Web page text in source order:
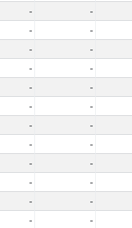
- -
- -
- -
- -
- -
- -
- -
- -
- -
- -
- -
- -